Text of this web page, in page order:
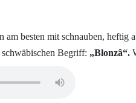
am besten mit schnauben, heftig
Begriff: „Blonzâ“.